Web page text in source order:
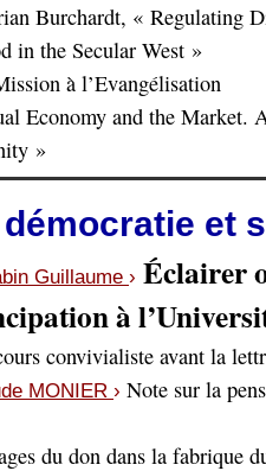
Burchardt, « Regulating
in the Secular West »
à l’Evangélisation
Economy and the Market.
»
et
Guillaume › Éclairer
à
convivialiste avant la
MONIER › Note sur la
du don dans la fabrique